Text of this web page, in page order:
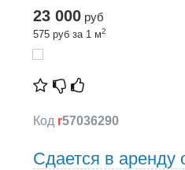
23 000 руб
575 руб за 1 м2
Код r57036290
Сдается в аренду